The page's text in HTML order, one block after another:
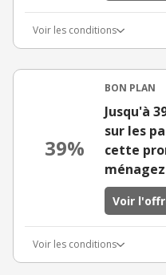
Voir les conditions
39%
BON PLAN
Jusqu'à
sur les
cette
Voir
Voir les conditions